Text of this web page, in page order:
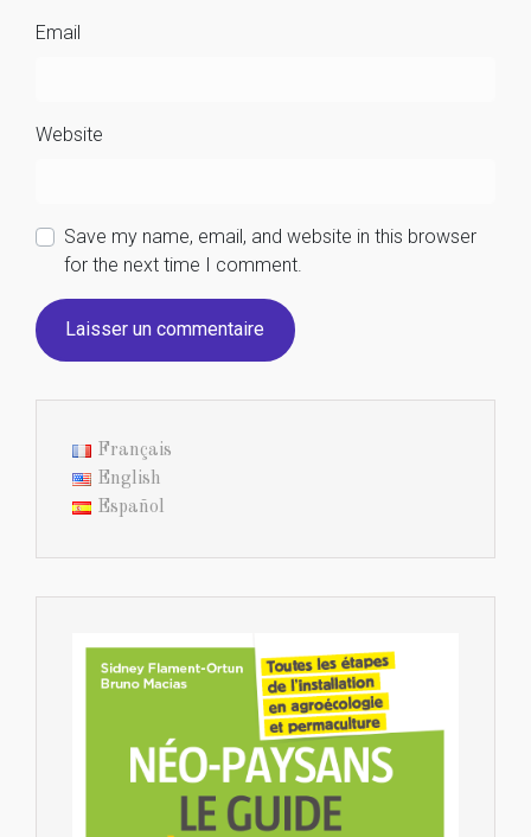
Email
Website
Save my name, email, and website in this browser
for the next time I comment.
Français
English
Español